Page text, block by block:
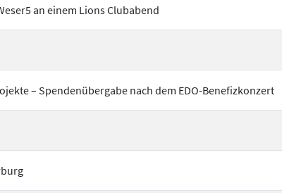
an einem Lions Clubabend
– Spendenübergabe nach dem EDO-Benefizkonzert